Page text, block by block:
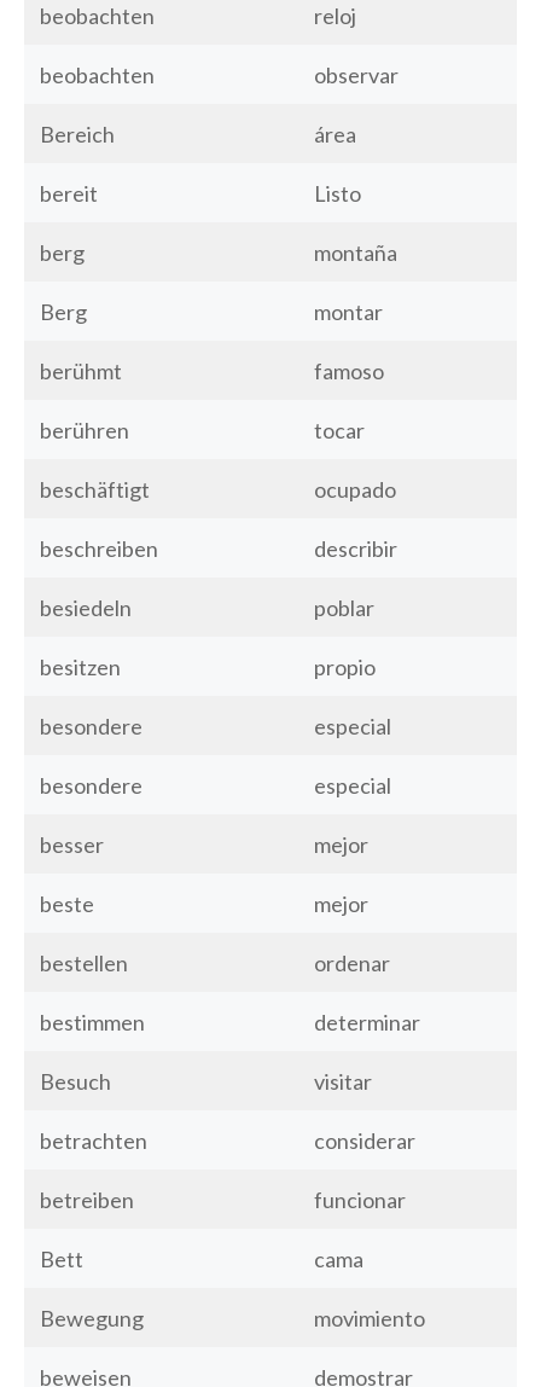
beobachten reloj
beobachten observar
Bereich área
bereit Listo
berg montaña
Berg montar
berühmt famoso
berühren tocar
beschäftigt ocupado
beschreiben describir
besiedeln poblar
besitzen propio
besondere especial
besondere especial
besser mejor
beste mejor
bestellen ordenar
bestimmen determinar
Besuch visitar
betrachten considerar
betreiben funcionar
Bett cama
Bewegung movimiento
beweisen demostrar